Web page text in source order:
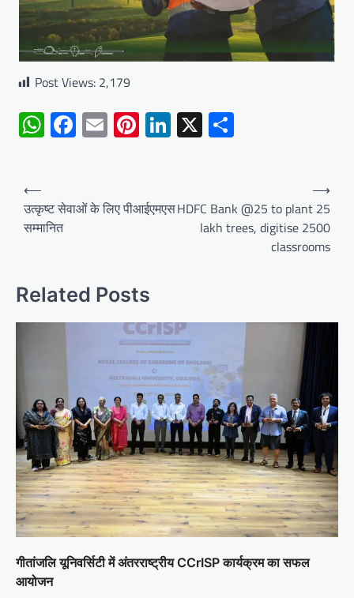
Post Views: 2,179
WhatsApp
Facebook
EmailPinterest
LinkedIn
X
Post
navigation
⟵
उत्कृष्ट सेवाओं के लिए पीआईएमएस
सम्मानित
HDFC Bank @25 to plant 25
lakh trees, digitise 2500
classrooms
⟶
Related Posts
गीतांजलि यूनिवर्सिटी में अंतरराष्ट्रीय CCrISP कार्यक्रम का सफल
आयोजन